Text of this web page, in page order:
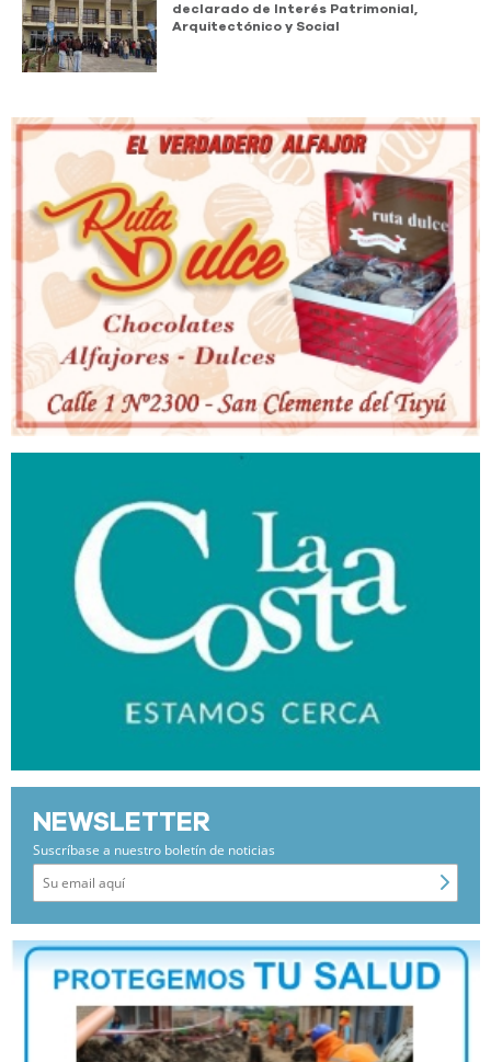
declarado de Interés Patrimonial,
Arquitectónico y Social
NEWSLETTER
Suscríbase a nuestro boletín de noticias